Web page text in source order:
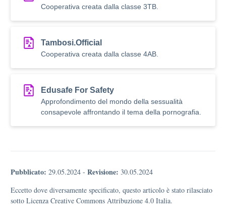
Cooperativa creata dalla classe 3TB.
Tambosi.Official
Cooperativa creata dalla classe 4AB.
Edusafe For Safety
Approfondimento del mondo della sessualità
consapevole affrontando il tema della pornografia.
Pubblicato: 29.05.2024 - Revisione: 30.05.2024
Eccetto dove diversamente specificato, questo articolo è stato rilasciato
sotto Licenza Creative Commons Attribuzione 4.0 Italia.